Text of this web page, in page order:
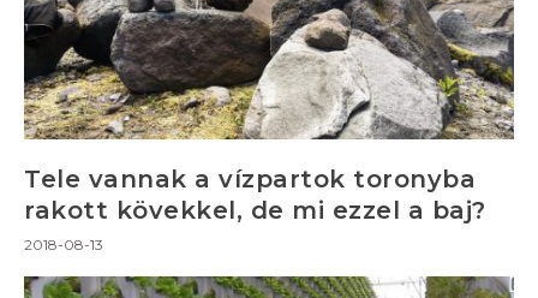
Tele vannak a vízpartok toronyba
rakott kövekkel, de mi ezzel a baj?
2018-08-13